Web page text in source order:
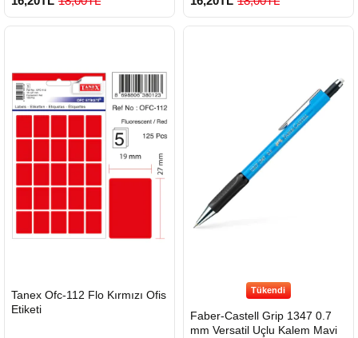
GÖNDERİ
Tanex Ofc-112 Flo Kırmızı Ofis
Etiketi
Tükendi
Faber-Castell Grip 1347 0.7
mm Versatil Uçlu Kalem Mavi